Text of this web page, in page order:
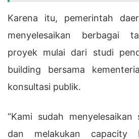
Karena itu, pemerintah
menyelesaikan berbagai
proyek mulai dari studi
building bersama
konsultasi publik.
“Kami sudah menyelesaikan
dan melakukan capacity